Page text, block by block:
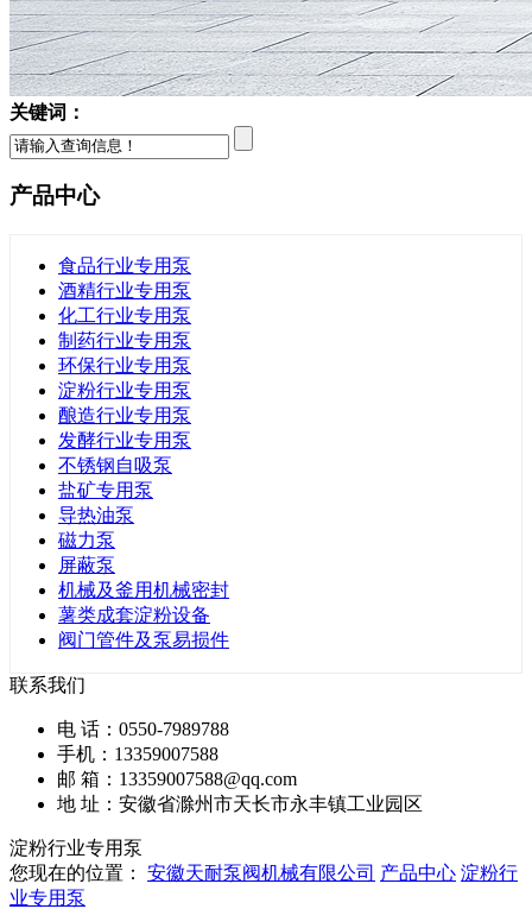
关键词：
产品中心
食品行业专用泵
酒精行业专用泵
化工行业专用泵
制药行业专用泵
环保行业专用泵
淀粉行业专用泵
酿造行业专用泵
发酵行业专用泵
不锈钢自吸泵
盐矿专用泵
导热油泵
磁力泵
屏蔽泵
机械及釜用机械密封
薯类成套淀粉设备
阀门管件及泵易损件
联系我们
电 话：0550-7989788
手机：13359007588
邮 箱：13359007588@qq.com
地 址：安徽省滁州市天长市永丰镇工业园区
淀粉行业专用泵
您现在的位置： 安徽天耐泵阀机械有限公司 产品中心 淀粉行
业专用泵